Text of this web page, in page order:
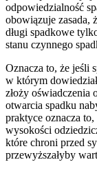
odpowiedzialność
obowiązuje zasada,
długi spadkowe
stanu czynnego
Oznacza to, że jeśli
w którym
złoży oświadczenia
otwarcia spadku
praktyce oznacza
wysokości
które chroni przed
przewyższałyby